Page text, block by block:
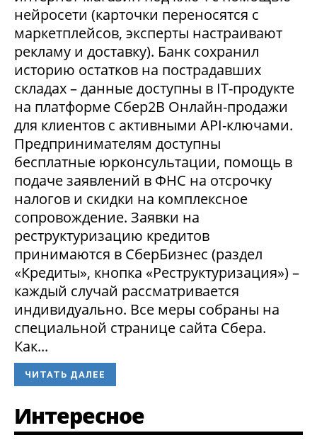
нейросети (карточки переносятся с
маркетплейсов, эксперты настраивают
рекламу и доставку). Банк сохранил
историю остатков на пострадавших
складах – данные доступны в IT-продукте
на платформе Сбер2В Онлайн-продажи
для клиентов с активными API-ключами.
Предпринимателям доступны
бесплатные юрконсультации, помощь в
подаче заявлений в ФНС на отсрочку
налогов и скидки на комплексное
сопровождение. Заявки на
реструктуризацию кредитов
принимаются в СберБизнес (раздел
«Кредиты», кнопка «Реструктуризация») –
каждый случай рассматривается
индивидуально. Все меры собраны на
специальной странице сайта Сбера.
Как...
ЧИТАТЬ ДАЛЕЕ
Интересное